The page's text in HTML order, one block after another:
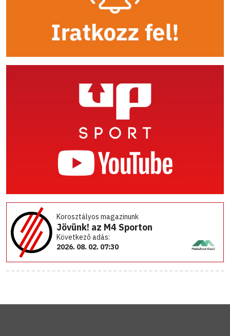
Korosztályos magazinunk
Jövünk! az M4 Sporton
Következő adás:
2026. 08. 02. 07:30